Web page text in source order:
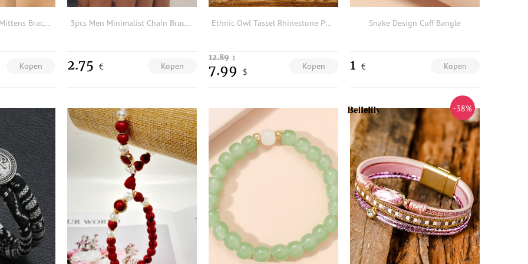
Hamsa Hand Decor Mittens Bracelet
Kopen
3pcs Men Minimalist Chain Bracelet
Kopen
2.75 €
Ethnic Owl Tassel Rhinestone PU Leather Bracelet
Kopen
12.89 $
7.99 $
Snake Design Cuff Bangle
Kopen
1 €
-38%